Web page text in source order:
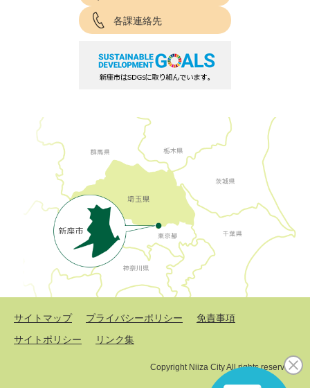
各課連絡先
サイトマップ プライバシーポリシー
免責事項
サイトポリシー
リンク集
Copyright Niiza City All rights reserved.